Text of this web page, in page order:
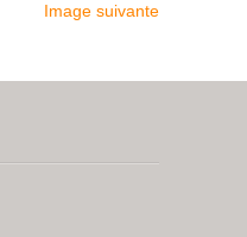
Image suivante